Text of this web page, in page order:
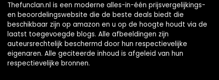
Thefunclan.nl is een moderne alles-in-één prijsvergelijkings-
en beoordelingswebsite die de beste deals biedt die
beschikbaar zijn op amazon en u op de hoogte houdt via de
laatst toegevoegde blogs. Alle afbeeldingen zijn
auteursrechtelijk beschermd door hun respectievelijke
eigenaren. Alle geciteerde inhoud is afgeleid van hun
respectievelijke bronnen.